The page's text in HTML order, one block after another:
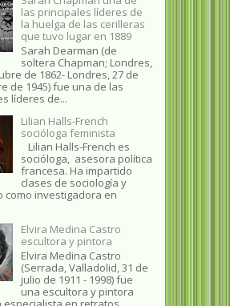
las principales líderes de
la huelga de las cerilleras
que tuvo lugar en 1889
Sarah Dearman (de
soltera Chapman; Londres,
de 1862​- Londres, 27 de
de 1945)​ fue una de las
líderes de...
Lilian Halls-French
socióloga feminista
Lilian Halls-French es
socióloga, asesora política
francesa. Ha impartido
clases de sociología y
como investigadora en
Elvira Medina Castro
escultora y pintora
Elvira Medina Castro
(Serrada, Valladolid, 31 de
julio de 1911 - 1998) fue
una escultora y pintora